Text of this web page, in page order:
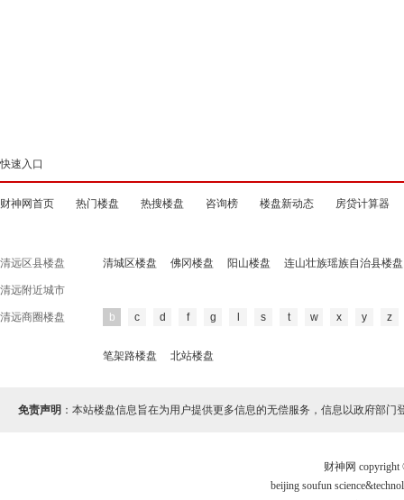
快速入口
财神网首页 热门楼盘 热搜楼盘 咨询榜 楼盘新动态 房贷计算器
清远区县楼盘 清城区楼盘 佛冈楼盘 阳山楼盘 连山壮族瑶族自治县楼盘
清远附近城市
清远商圈楼盘 b c d f g s t w x y z
笔架路楼盘 北站楼盘
免责声明 ：本站楼盘信息旨在为用户提供更多信息的无偿服务，信息以政府部门
财神网
beijing soufun